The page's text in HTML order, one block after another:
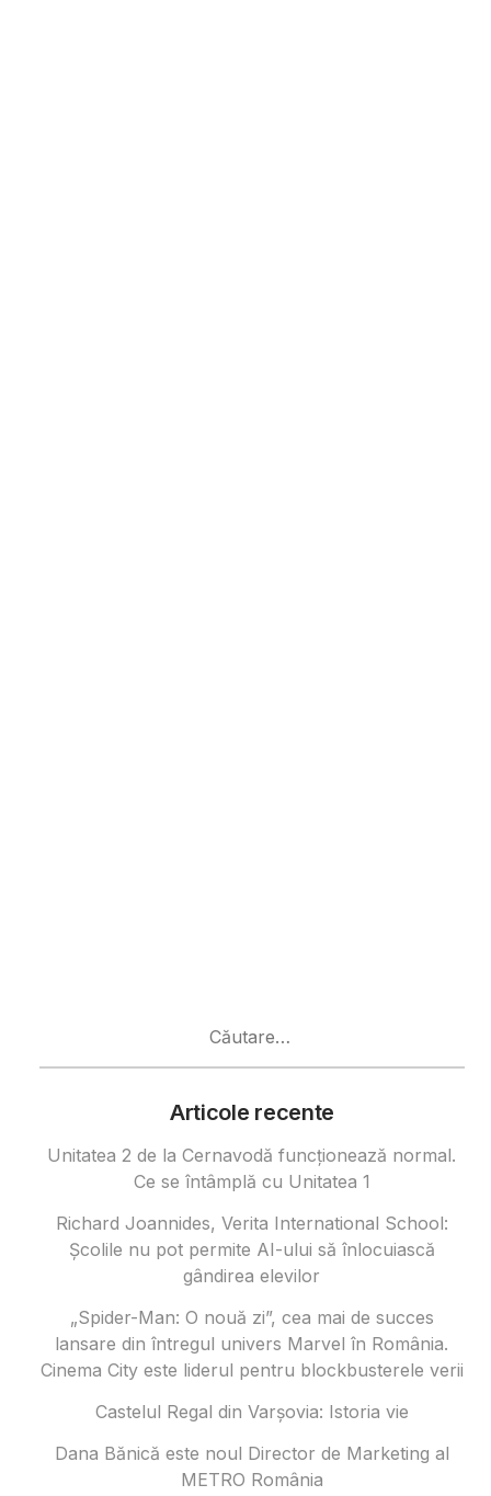
Articole recente
Unitatea 2 de la Cernavodă funcționează normal.
Ce se întâmplă cu Unitatea 1
Richard Joannides, Verita International School:
Școlile nu pot permite AI-ului să înlocuiască
gândirea elevilor
„Spider-Man: O nouă zi”, cea mai de succes
lansare din întregul univers Marvel în România.
Cinema City este liderul pentru blockbusterele verii
Castelul Regal din Varșovia: Istoria vie
Dana Bănică este noul Director de Marketing al
METRO România